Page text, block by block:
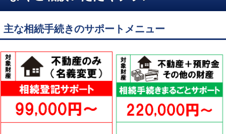
主な相続手続きのサポートメニュー